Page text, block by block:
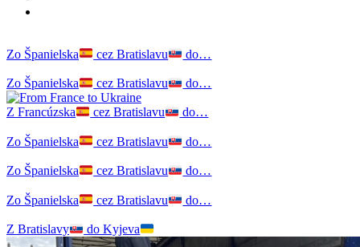
Zo Španielska cez Bratislavu do…
Zo Španielska cez Bratislavu do…
Z Francúzska cez Bratislavu do…
Zo Španielska cez Bratislavu do…
Zo Španielska cez Bratislavu do…
Zo Španielska cez Bratislavu do…
Z Bratislavy do Kyjeva